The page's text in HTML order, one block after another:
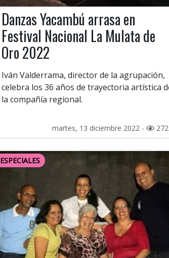
Danzas Yacambú arrasa en
Festival Nacional La Mulata de
Oro 2022
Iván Valderrama, director de la agrupación,
celebra los 36 años de trayectoria artística
la compañía regional.
martes, 13 diciembre 2022 - 272
ESPECIALES